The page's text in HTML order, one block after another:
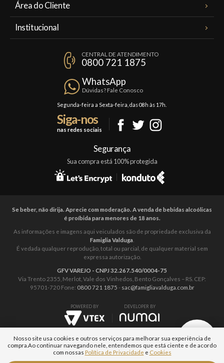
Área do Cliente
Institucional
Política de Privacidade
Trocas e Devoluções
Formas de Pagamento
CENTRAL DE ATENDIMENTO
0800 721 1875
WhatsApp
Dúvidas? Fale Conosco
Segunda-feira a Sexta-feira, das 08h às 17h.
Siga-nos
nas redes sociais
Segurança
Sua compra está 100% protegida
Se beber, não dirija. Aprecie com moderação. A venda de bebidas alcoólicas
é proíbida para menores de 18 anos.
As informações e imagens aqui veiculados são de propriedade exclusiva da
Famiglia Valduga
É vedada qualquer reprodução, total ou parcial, de qualquer material sem
expressa autorização.
GFV VAREJO - CNPJ 32.267.540/0004-75
Via Trento 2355, Merlot, Vale dos Vinhedos, Bento Gonçalves – RS. CEP:
95701-720 Fone: 0800 721 1875 - sac@famigliavalduga.com.br
POWERED BY DEVELOPER BY
Nosso site usa cookies e outros serviços para melhorar sua experiência de
compra. Ao continuar navegando nele, entendemos que está ciente e de acordo
com nossas Política de Privacidade e Cookies